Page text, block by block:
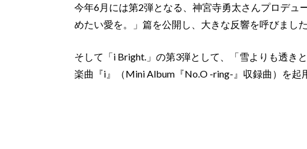
今年6月には第2弾となる、神宮寺勇太さんプロデュ
めたい愛を。」篇を公開し、大きな反響を呼びました
そして「i Bright.」の第3弾として、「雪よりも透き
楽曲『i』（Mini Album『No.O -ring-』収録曲）を起